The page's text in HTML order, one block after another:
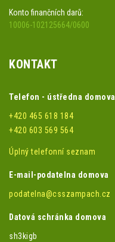
Konto finančních darů:
10006-102125664/0600
KONTAKT
Telefon - ústředna domova
+420 465 618 184
+420 603 569 564
Úplný telefonní seznam
E-mail-podatelna domova
podatelna@csszampach.cz
Datová schránka domova
sh3kigb